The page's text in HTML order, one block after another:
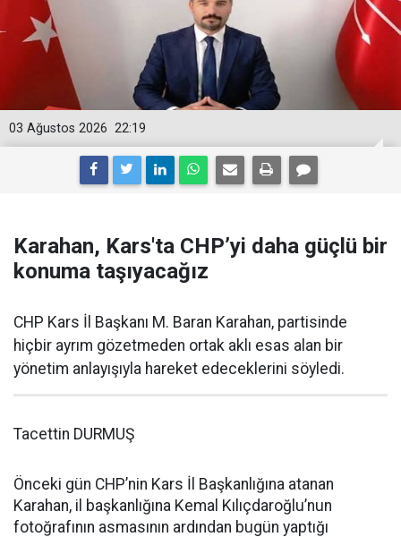
22:19
03 Ağustos 2026
Karahan, Kars'ta CHP’yi daha güçlü bir
konuma taşıyacağız
CHP Kars İl Başkanı M. Baran Karahan, partisinde
hiçbir ayrım gözetmeden ortak aklı esas alan bir
yönetim anlayışıyla hareket edeceklerini söyledi.
Tacettin DURMUŞ
Önceki gün CHP’nin Kars İl Başkanlığına atanan
Karahan, il başkanlığına Kemal Kılıçdaroğlu’nun
fotoğrafının asmasının ardından bugün yaptığı